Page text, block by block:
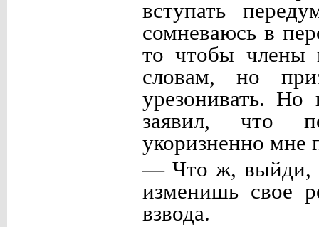
вступать
сомневаюсь в
то чтобы члены
словам, но
урезонивать.
заявил, что
укоризненно мне
— Что ж, выйди,
изменишь свое
взвода.